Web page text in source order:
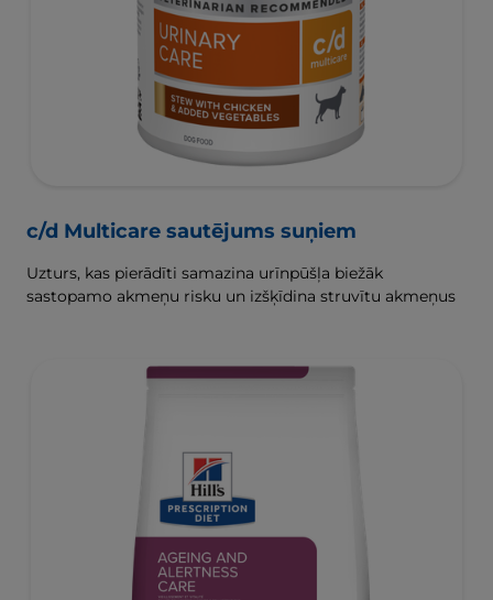
c/d Multicare sautējums suņiem
Uzturs, kas pierādīti samazina urīnpūšļa biežāk
sastopamo akmeņu risku un izšķīdina struvītu akmeņus